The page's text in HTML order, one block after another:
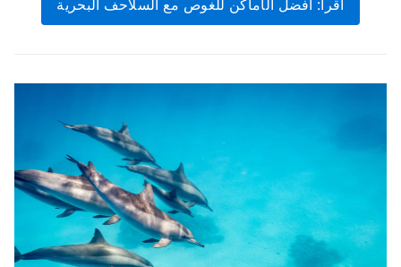
اقرأ: أفضل الأماكن للغوص مع السلاحف البحرية